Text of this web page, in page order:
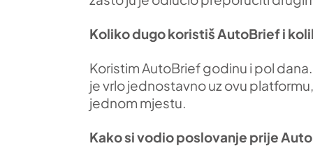
Koliko dugo koristiš AutoBrief i
Koristim AutoBrief godinu i pol
je vrlo jednostavno uz ovu
jednom mjestu.
Kako si vodio poslovanje prije